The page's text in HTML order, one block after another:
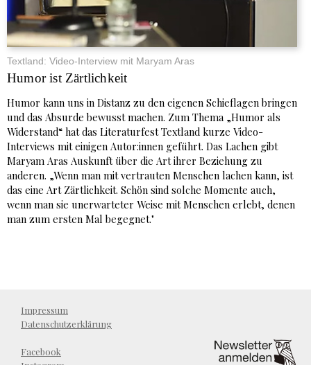
Textland: Video-Interview mit Maryam Aras
Humor ist Zärtlichkeit
Humor kann uns in Distanz zu den eigenen Schieflagen bringen
und das Absurde bewusst machen. Zum Thema „Humor als
Widerstand“ hat das Literaturfest Textland kurze Video-
Interviews mit einigen Autor:innen geführt. Das Lachen gibt
Maryam Aras Auskunft über die Art ihrer Beziehung zu
anderen. „Wenn man mit vertrauten Menschen lachen kann, ist
das eine Art Zärtlichkeit. Schön sind solche Momente auch,
wenn man sie unerwarteter Weise mit Menschen erlebt, denen
man zum ersten Mal begegnet."
Impressum
Datenschutzerklärung
Facebook